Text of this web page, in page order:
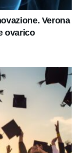
Verona
ovarico